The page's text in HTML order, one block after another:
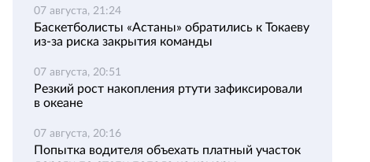
07 августа, 21:24
Баскетболисты «Астаны» обратились к Токаеву
из-за риска закрытия команды
07 августа, 20:51
Резкий рост накопления ртути зафиксировали
в океане
07 августа, 20:16
Попытка водителя объехать платный участок